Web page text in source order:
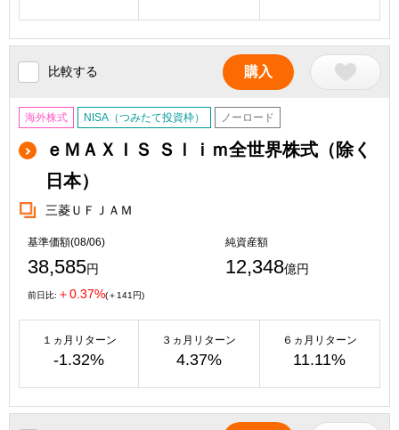
比較する 購入
海外株式 NISA（つみたて投資枠） ノーロード
ｅＭＡＸＩＳ Ｓｌｉｍ全世界株式（除く
日本）
三菱ＵＦＪＡＭ
基準価額(08/06)
38,585円
純資産額
12,348億円
前日比: ＋0.37%(＋141円)
１ヵ月リターン
-1.32%
３ヵ月リターン
4.37%
６ヵ月リターン
11.11%